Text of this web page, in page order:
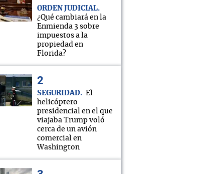
ORDEN JUDICIAL
¿Qué cambiará en la
Enmienda 3 sobre
impuestos a la
propiedad en
Florida?
SEGURIDAD
El
helicóptero
presidencial en el que
viajaba Trump voló
cerca de un avión
comercial en
Washington